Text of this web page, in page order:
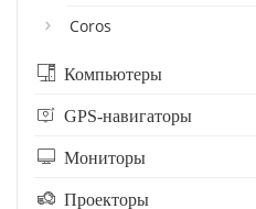
Coros
Компьютеры
GPS-навигаторы
Мониторы
Проекторы